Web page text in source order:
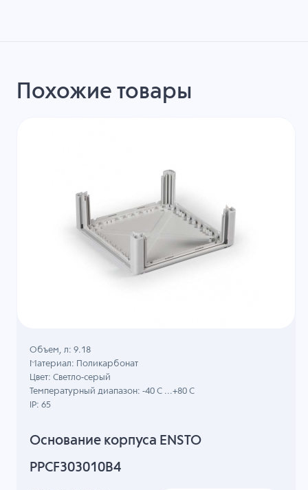
Похожие товары
Основание корпуса ENSTO
PPCF303010B4
Объем, л: 9.18
Материал: Поликарбонат
Цвет: Светло-серый
Температурный диапазон: -40 C ...+80 C
IP: 65